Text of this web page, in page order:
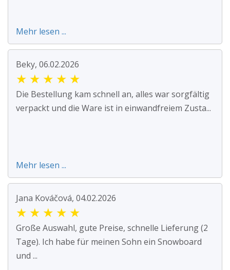
Mehr lesen ...
Beky, 06.02.2026
★ ★ ★ ★ ★
Die Bestellung kam schnell an, alles war sorgfältig
verpackt und die Ware ist in einwandfreiem Zusta...
Mehr lesen ...
Jana Kováčová, 04.02.2026
★ ★ ★ ★ ★
Große Auswahl, gute Preise, schnelle Lieferung (2
Tage). Ich habe für meinen Sohn ein Snowboard
und ...